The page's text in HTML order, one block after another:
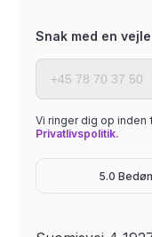
Snak med en
Vi ringer dig op inden
Privatlivspolitik.
5.0